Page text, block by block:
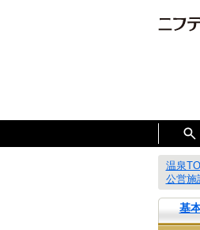
温泉
公営施
基